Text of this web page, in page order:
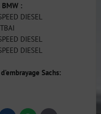
BMW :
DIESEL
DIESEL
DIESEL
Sachs: